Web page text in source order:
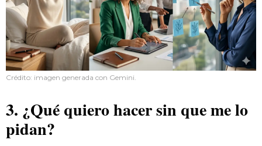
Crédito: imagen generada con Gemini.
3. ¿Qué quiero hacer sin que me lo
pidan?